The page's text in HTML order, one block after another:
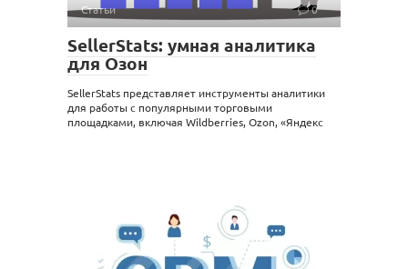
Статьи 0
SellerStats: умная аналитика
для Озон
SellerStats представляет инструменты аналитики
для работы с популярными торговыми
площадками, включая Wildberries, Ozon, «Яндекс